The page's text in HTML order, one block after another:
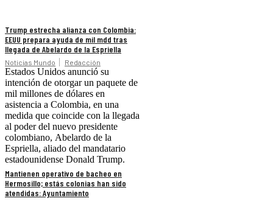
Trump estrecha alianza con Colombia:
EEUU prepara ayuda de mil mdd tras
llegada de Abelardo de la Espriella
Noticias Mundo Redacción
Estados Unidos anunció su
intención de otorgar un paquete de
mil millones de dólares en
asistencia a Colombia, en una
medida que coincide con la llegada
al poder del nuevo presidente
colombiano, Abelardo de la
Espriella, aliado del mandatario
estadounidense Donald Trump.
Mantienen operativo de bacheo en
Hermosillo; estás colonias han sido
atendidas: Ayuntamiento